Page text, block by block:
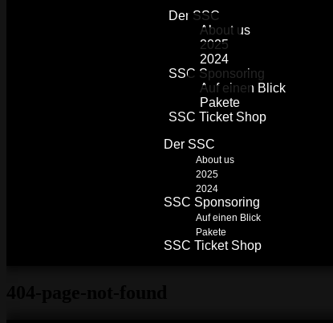
Der SSC
About us
2025
2024
SSC Sponsoring
Auf einen Blick
Pakete
SSC Ticket Shop
Der SSC
About us
2025
2024
SSC Sponsoring
Auf einen Blick
Pakete
SSC Ticket Shop